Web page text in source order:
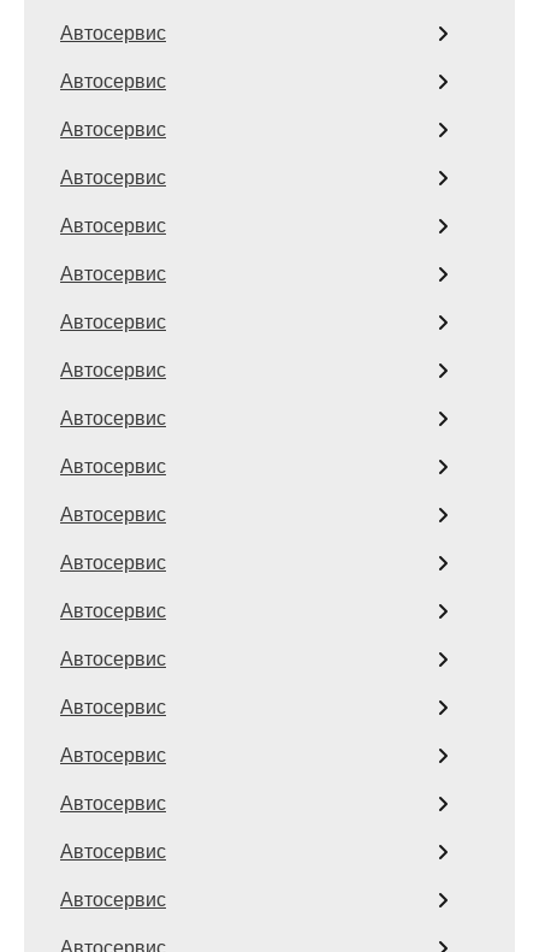
Автосервис
Автосервис
Автосервис
Автосервис
Автосервис
Автосервис
Автосервис
Автосервис
Автосервис
Автосервис
Автосервис
Автосервис
Автосервис
Автосервис
Автосервис
Автосервис
Автосервис
Автосервис
Автосервис